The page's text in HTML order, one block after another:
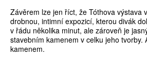
Závěrem lze jen říct, že Tóthova výstava
drobnou, intimní expozicí, kterou divák
v řádu několika minut, ale zároveň je
stavebním kamenem v celku jeho tvorby.
kamenem.